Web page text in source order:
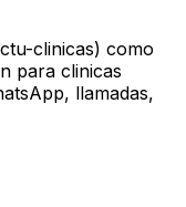
clinicas) como
para clinicas
llamadas,